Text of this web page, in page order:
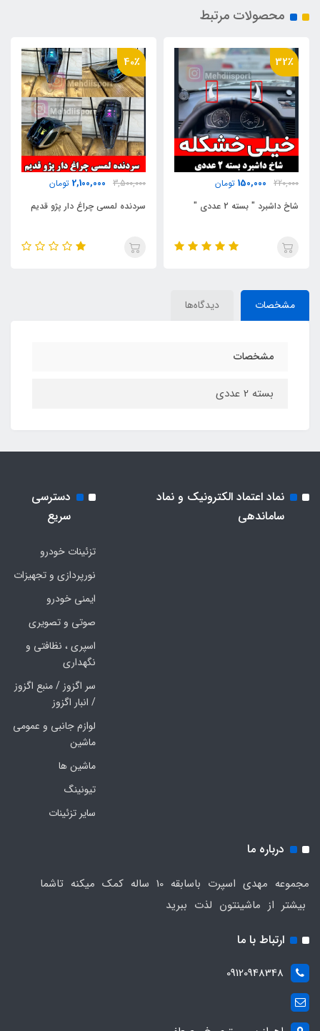
محصولات مرتبط
32٪
220,000
150,000 تومان
شاخ داشبرد " بسته 2 عددی "
40٪
3,500,000
2,100,000 تومان
سردنده لمسی چراغ دار پژو قدیم
مشخصات دیدگاه‌ها
مشخصات
بسته 2 عددی
نماد اعتماد الکترونیک و نماد
ساماندهی
دسترسی
سریع
تزئینات خودرو
نورپردازی و تجهیزات
ایمنی خودرو
صوتی و تصویری
اسپری ، نظافتی و
نگهداری
سر اگزوز / منبع اگزوز
/ انبار اگزوز
لوازم جانبی و عمومی
ماشین
ماشین ها
تیونینگ
سایر تزئینات
درباره ما
مجموعه مهدی اسپرت باسابقه 10 ساله کمک میکنه تاشما
بیشتر از ماشینتون لذت ببرید
ارتباط با ما
09120948348